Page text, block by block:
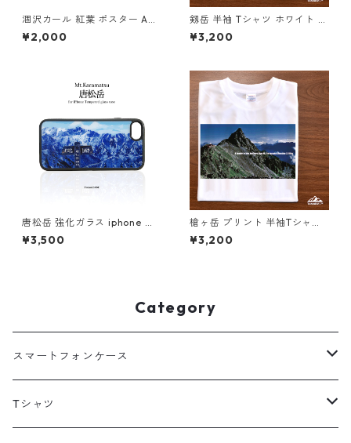
涸沢カール 紅葉 ポスター A4
A3 A2 A1 イラスト 山 登山 ア
ウトドア フレームなし
¥2,000
剱岳 半袖 Tシャツ ホワイト ド
ライ 吸水速乾 山 登山 山Tシャ
ツ 山のイラスト
¥3,200
唐松岳 強化ガラス iphone ス
マホケース スマホカバー登山
山 ブルー 青 ネイビー 雪山
¥3,500
槍ヶ岳 プリント 半袖Tシャツ
ドライ 吸水速乾 山 登山 ホワ
イト 白 スポーツ
¥3,200
Category
スマートフォンケース
海外
Tシャツ